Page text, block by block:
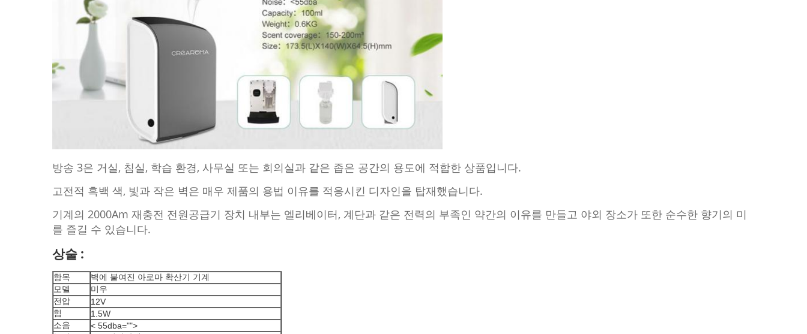
방송 3은 거실, 침실, 학습 환경, 사무실 또는 회의실과 같은 좁은 공간의 용도에 적합한 상품입니다.
고전적 흑백 색, 빛과 작은 벽은 매우 제품의 용법 이유를 적응시킨 디자인을 탑재했습니다.
기계의 2000Am 재충전 전원공급기 장치 내부는 엘리베이터, 계단과 같은 전력의 부족인 약간의 이유를 만들고 야외 장소가 또한 순수한 향기의 미
를 즐길 수 있습니다.
상술 :
항목
벽에 붙여진 아로마 확산기 기계
모델
미우
전압
12V
힘
1.5W
소음
< 55dba="">